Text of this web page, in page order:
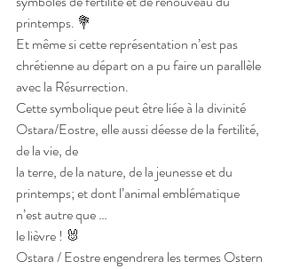
printemps. 💐
Et même si cette représentation n’est pas
chrétienne au départ on a pu faire un parallèle
avec la Résurrection.
Cette symbolique peut être liée à la divinité
Ostara/Eostre, elle aussi déesse de la fertilité,
de la vie, de
la terre, de la nature, de la jeunesse et du
printemps; et dont l’animal emblématique
n’est autre que …
le lièvre ! 🐰
Ostara / Eostre engendrera les termes Ostern